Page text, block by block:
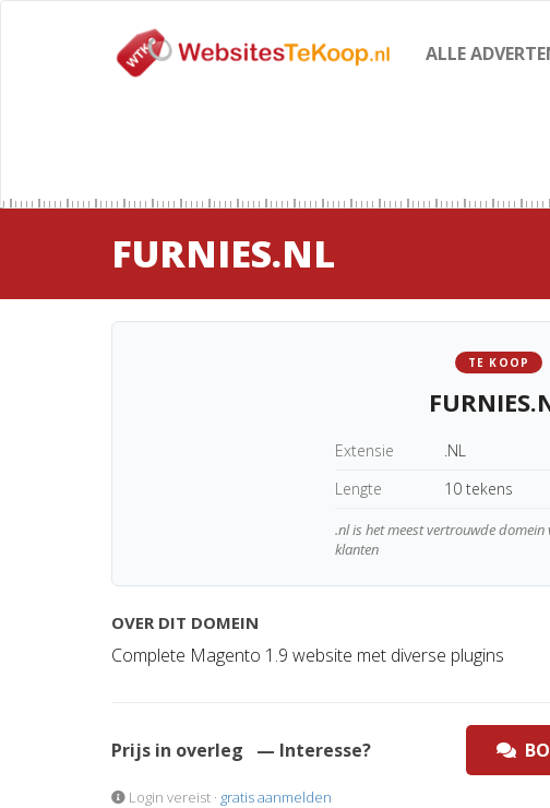
ALLE
FURNIES.NL
TE KOOP
Extensie
.NL
Lengte
10 tekens
.nl is het meest vertrouwde
klanten
OVER DIT DOMEIN
Complete Magento 1.9 website met diverse plugins
Prijs in overleg — Interesse?
Login vereist · gratis aanmelden